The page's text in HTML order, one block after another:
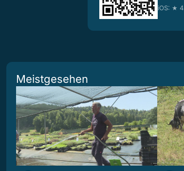
iOS: ★
Meistgesehen